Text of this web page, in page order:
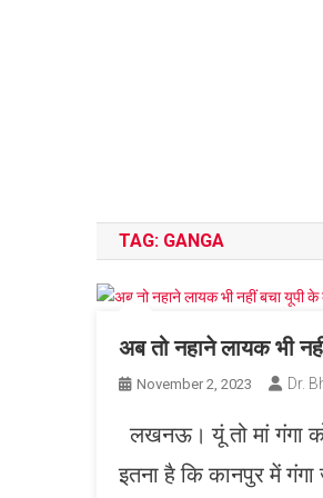
TAG: GANGA
अब तो नहाने लायक भी
November 2, 2023 Dr.
लखनऊ। यूं तो मां गंगा
इतना है कि कानपुर में